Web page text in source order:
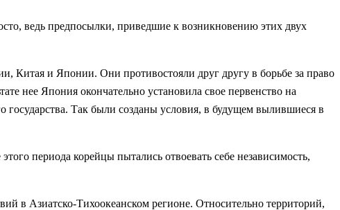
ведь предпосылки, приведшие к возникновению этих двух
Китая и Японии. Они противостояли друг другу в борьбе за право
нее Япония окончательно установила свое первенство на
государства. Так были созданы условия, в будущем вылившиеся в
периода корейцы пытались отвоевать себе независимость,
в Азиатско-Тихоокеанском регионе. Относительно территорий,